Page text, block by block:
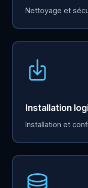
Nettoyage et
Installation
Installation et